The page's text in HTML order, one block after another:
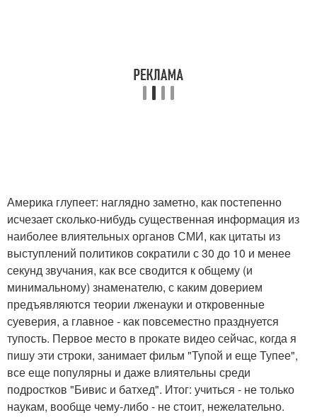
Америка глупеет: наглядно заметно, как постепенно
исчезает сколько-нибудь существенная информация из
наиболее влиятельных органов СМИ, как цитаты из
выступлений политиков сократили с 30 до 10 и менее
секунд звучания, как все сводится к общему (и
минимальному) знаменателю, с каким доверием
предъявляются теории лженауки и откровенные
суеверия, а главное - как повсеместно празднуется
тупость. Первое место в прокате видео сейчас, когда я
пишу эти строки, занимает фильм "Тупой и еще Тупее",
все еще популярны и даже влиятельны среди
подростков "Бивис и батхед". Итог: учиться - не только
наукам, вообще чему-либо - не стоит, нежелательно.